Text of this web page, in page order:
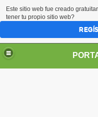
Este sitio web fue creado
tener tu propio sitio web?